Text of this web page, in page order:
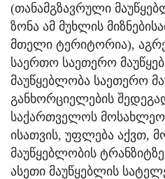
(თანამგზავრული
ზონა ამ მუხლის
მთელი ტერიტორია),
საერთო საეთერო
მაუწყებლობა საეთერო
განხორციელების
საქართველოს
ისათვის, უფლება აქვთ,
მაუწყებლობის
ასეთი მაუწყებლის